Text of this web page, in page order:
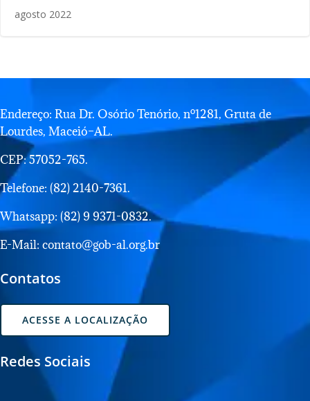
agosto 2022
Endereço: Rua Dr. Osório Tenório, nº1281, Gruta de
Lourdes, Maceió–AL.
CEP: 57052-765.
Telefone: (82) 2140-7361.
Whatsapp: (82) 9 9371-0832.
E-Mail: contato@gob-al.org.br
Contatos
ACESSE A LOCALIZAÇÃO
Redes Sociais